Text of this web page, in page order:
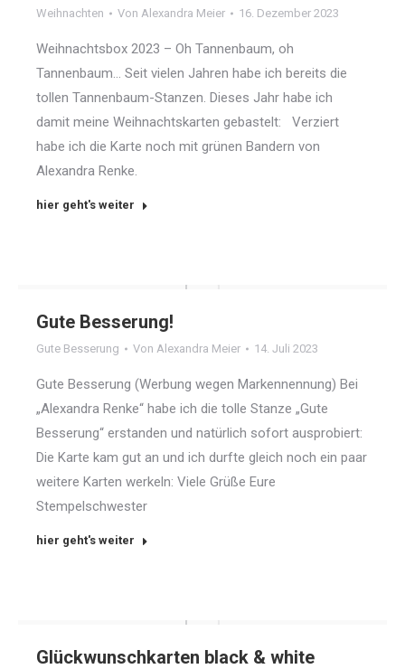
Weihnachten Von Alexandra Meier 16. Dezember 2023
Weihnachtsbox 2023 – Oh Tannenbaum, oh
Tannenbaum… Seit vielen Jahren habe ich bereits die
tollen Tannenbaum-Stanzen. Dieses Jahr habe ich
damit meine Weihnachtskarten gebastelt: Verziert
habe ich die Karte noch mit grünen Bandern von
Alexandra Renke.
hier geht's weiter
Gute Besserung!
Gute Besserung Von Alexandra Meier 14. Juli 2023
Gute Besserung (Werbung wegen Markennennung) Bei
„Alexandra Renke“ habe ich die tolle Stanze „Gute
Besserung“ erstanden und natürlich sofort ausprobiert:
Die Karte kam gut an und ich durfte gleich noch ein paar
weitere Karten werkeln: Viele Grüße Eure
Stempelschwester
hier geht's weiter
Glückwunschkarten black & white